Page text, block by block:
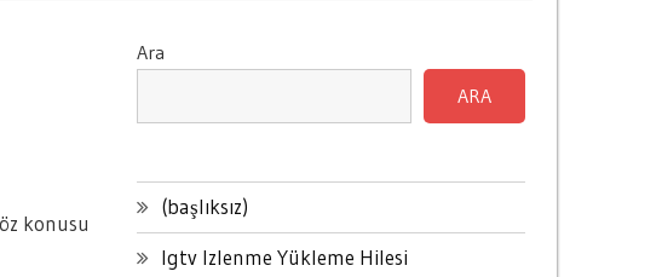
konusu
Ara
ARA
(başlıksız)
Igtv Izlenme Yükleme Hilesi